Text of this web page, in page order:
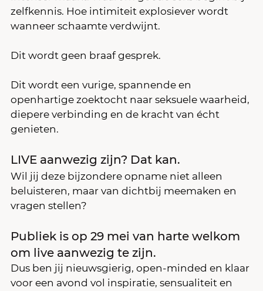
zelfkennis. Hoe intimiteit explosiever wordt
wanneer schaamte verdwijnt.
Dit wordt geen braaf gesprek.
Dit wordt een vurige, spannende en
openhartige zoektocht naar seksuele waarheid,
diepere verbinding en de kracht van écht
genieten.
LIVE aanwezig zijn? Dat kan.
Wil jij deze bijzondere opname niet alleen
beluisteren, maar van dichtbij meemaken en
vragen stellen?
Publiek is op 29 mei van harte welkom
om live aanwezig te zijn.
Dus ben jij nieuwsgierig, open-minded en klaar
voor een avond vol inspiratie, sensualiteit en